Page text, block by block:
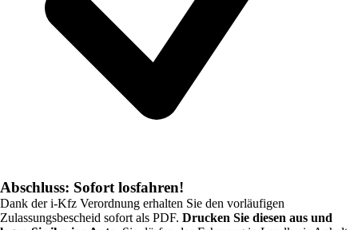
Abschluss: Sofort losfahren!
Dank der i-Kfz Verordnung erhalten Sie den vorläufigen
Zulassungsbescheid sofort als PDF. Drucken Sie diesen aus und